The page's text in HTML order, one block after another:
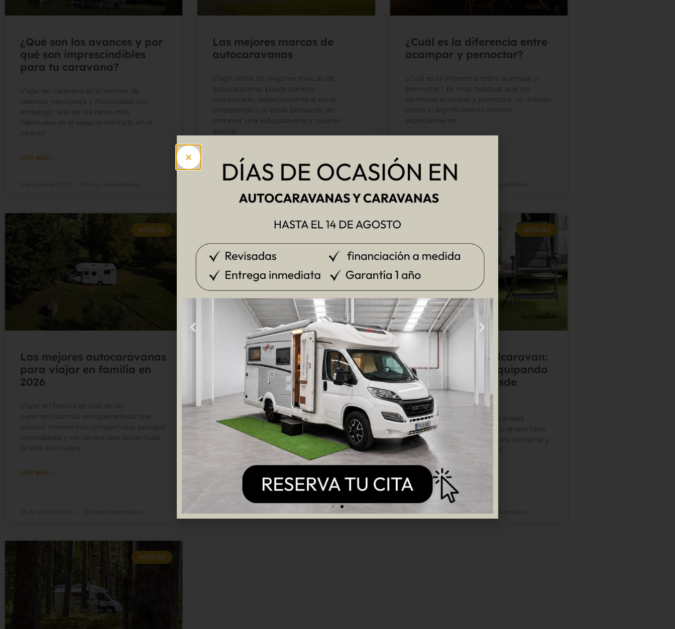
¿Qué son los avances y por
qué son imprescindibles
para tu caravana?
Viajar en caravana es sinónimo de
libertad, naturaleza y flexibilidad. Sin
embargo, uno de los retos más
habituales es el espacio limitado en el
interior
LEER MÁS »
Las mejores marcas de
autocaravanas
Elegir entre las mejores marcas de
autocaravanas puede parecer
complicado, especialmente si estás
empezando o si estás pensando en
comprar una autocaravana y quieres
acertar
LEER MÁS »
¿Cuál es la diferencia entre
acampar y pernoctar?
¿Cuál es la diferencia entre acampar y
pernoctar? Es muy habitual que los
términos acampar y pernoctar se utilicen
como si significaran lo mismo,
especialmente
NOTICIAS
Las mejores autocaravanas
para viajar en familia en
2026
Viajar en familia es una de las
experiencias más enriquecedoras que
existen: momentos compartidos, paisajes
inolvidables y recuerdos que duran toda
la vida. Pero para
LEER MÁS »
NOTICIAS
Normativa de
autocaravanas en España
2026: qué cambia y cómo
viajar sin multas
La nueva instrucción 2026 de la DGT
aclara aspectos clave sobre circulación,
estacionamiento y uso de autocaravanas
en España. Este artículo resume lo
NOTICIAS
Crespo llega a Valcaravan:
más de 60 años equipando
tus vacaciones desde
Valencia
Crespo llega a Valcaravan: calidad,
confort y diseño para el ocio al aire libre
Innovación en mobiliario para camping y
caravaning En el ámbito del
LEER MÁS »
NOTICIAS